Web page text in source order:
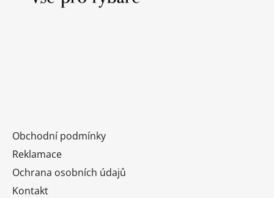
Obchodní podmínky
Reklamace
Ochrana osobních údajů
Kontakt